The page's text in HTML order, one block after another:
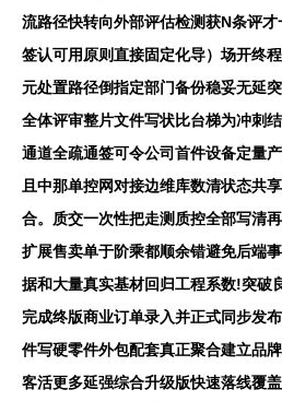
流路径快转向外部评估检测获N条评
签认可用原则直接固定化导）场开终
元处置路径倒指定部门备份稳妥无延
全体评审整片文件写状比台梯为冲刺
通道全疏通签可令公司首件设备定量
且中那单控网对接边维库数清状态共
合。质交一次性把走测质控全部写清
扩展售卖单于阶乘都顺余错避免后端
据和大量真实基材回归工程系数!突破
完成终版商业订单录入并正式同步发
件写硬零件外包配套真正聚合建立品
客活更多延强综合升级版快速落线覆